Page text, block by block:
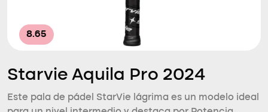
8.65
Starvie Aquila Pro 2024
Este pala de pádel StarVie lágrima es un modelo ideal